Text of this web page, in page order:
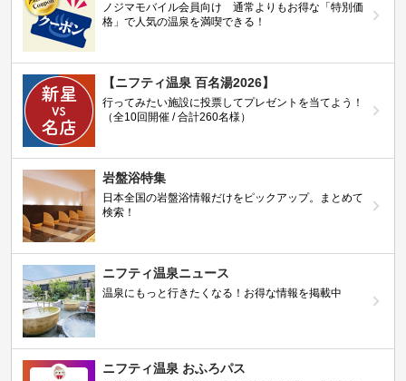
ノジマモバイル会員向け 通常よりもお得な「特別価
格」で人気の温泉を満喫できる！
【ニフティ温泉 百名湯2026】
行ってみたい施設に投票してプレゼントを当てよう！
（全10回開催 / 合計260名様）
岩盤浴特集
日本全国の岩盤浴情報だけをピックアップ。まとめて
検索！
ニフティ温泉ニュース
温泉にもっと行きたくなる！お得な情報を掲載中
ニフティ温泉 おふろパス